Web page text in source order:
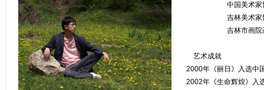
中国美术家协
吉林美术家协
吉林市画院
艺术成就
2000年《丽日》入选中
2002年《生命辉煌》入